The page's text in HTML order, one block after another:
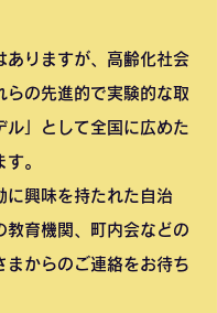
りますが、高齢化社会
らの先進的で実験的な取
ル」として全国に広めた
。
興味を持たれた自治
教育機関、町内会などの
まからのご連絡をお待ち